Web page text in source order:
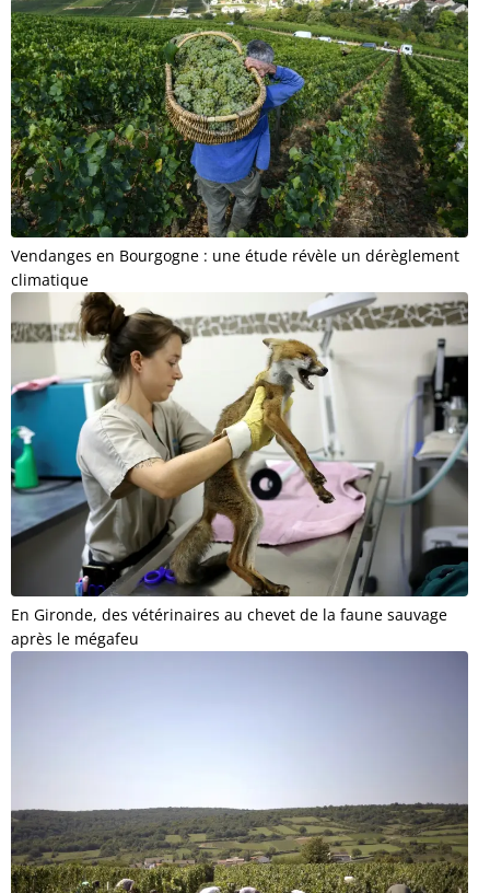
Vendanges en Bourgogne : une étude révèle un dérèglement
climatique
En Gironde, des vétérinaires au chevet de la faune sauvage
après le mégafeu